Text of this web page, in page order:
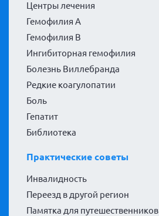
Центры лечения
Гемофилия А
Гемофилия В
Ингибиторная гемофилия
Болезнь Виллебранда
Редкие коагулопатии
Боль
Гепатит
Библиотека
Практические советы
Инвалидность
Переезд в другой регион
Памятка для путешественников